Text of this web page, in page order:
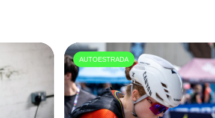
AUTOESTRADA